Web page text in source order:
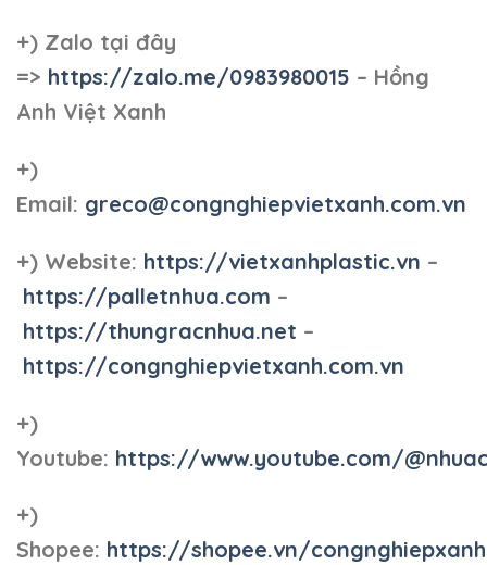
+) Zalo tại đây
=> https://zalo.me/0983980015 – Hồng
Anh Việt Xanh
+)
Email: greco@congnghiepvietxanh.com.vn
+) Website: https://vietxanhplastic.vn –
https://palletnhua.com –
https://thungracnhua.net –
https://congnghiepvietxanh.com.vn
+)
Youtube: https://www.youtube.com/
+)
Shopee: https://shopee.vn/